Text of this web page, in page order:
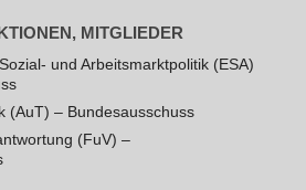
MITGLIEDER
und Arbeitsmarktpolitik (ESA)
(AuT) – Bundesausschuss
(FuV) –